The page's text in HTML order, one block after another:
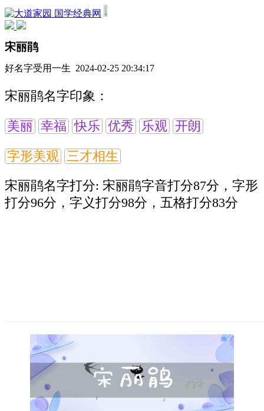
国学经典网
宋丽鹃
好名字受用一生 2024-02-25 20:34:17
宋丽鹃名字印象：
美丽 幸福 快乐 优秀 乐观 开朗
字形美观 三才相生
宋丽鹃名字打分: 宋丽鹃字音打分87分，字形
打分96分，字义打分98分，五格打分83分